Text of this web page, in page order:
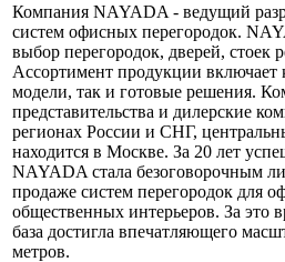
Компания NAYADA - ведущий
систем офисных перегородок.
выбор перегородок, дверей, стоек
Ассортимент продукции включает
модели, так и готовые решения.
представительства и дилерские
регионах России и СНГ,
находится в Москве. За 20 лет
NAYADA стала безоговорочным
продаже систем перегородок для
общественных интерьеров. За это
база достигла впечатляющего
метров.